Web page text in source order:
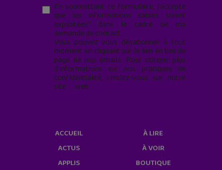
En soumettant ce formulaire, j’accepte
que les informations saisies soient
exploitées* dans le cadre de ma
demande de contact.
Vous pouvez vous désabonner à tout
moment en cliquant sur le lien en bas de
page de nos emails. Pour obtenir plus
d'informations sur nos pratiques de
confidentialité, rendez-vous sur notre
site web
ACCUEIL
ACTUS
APPLIS
À LIRE
À VOIR
BOUTIQUE